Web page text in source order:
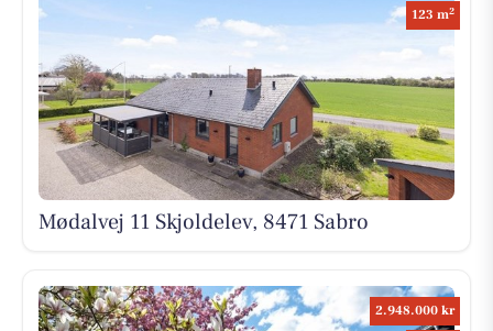
123 m2
Mødalvej 11 Skjoldelev, 8471 Sabro
2.948.000 kr